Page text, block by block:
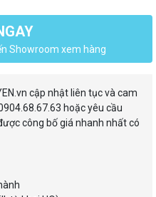
Showroom xem hàng
cập nhật liên tục và cam
hoặc yêu cầu
công bố giá nhanh nhất có